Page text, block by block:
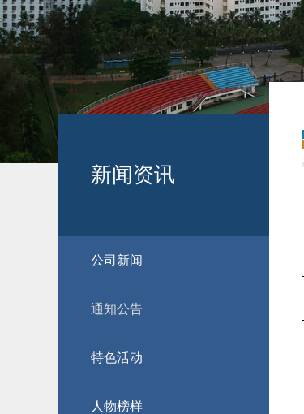
新闻资讯
公司新闻
通知公告
特色活动
人物榜样